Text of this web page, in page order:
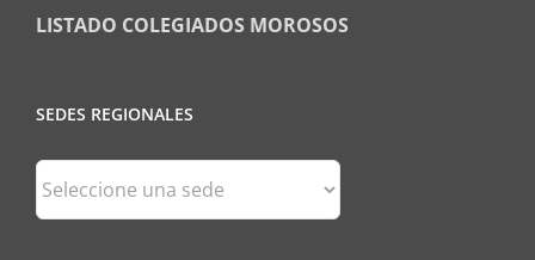
LISTADO COLEGIADOS MOROSOS
SEDES REGIONALES
Sedes
Regionales